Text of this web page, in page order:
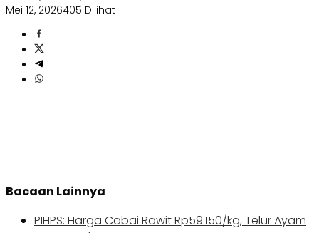
Mei 12, 2026405 Dilihat
Bacaan Lainnya
PIHPS: Harga Cabai Rawit Rp59.150/kg, Telur Ayam